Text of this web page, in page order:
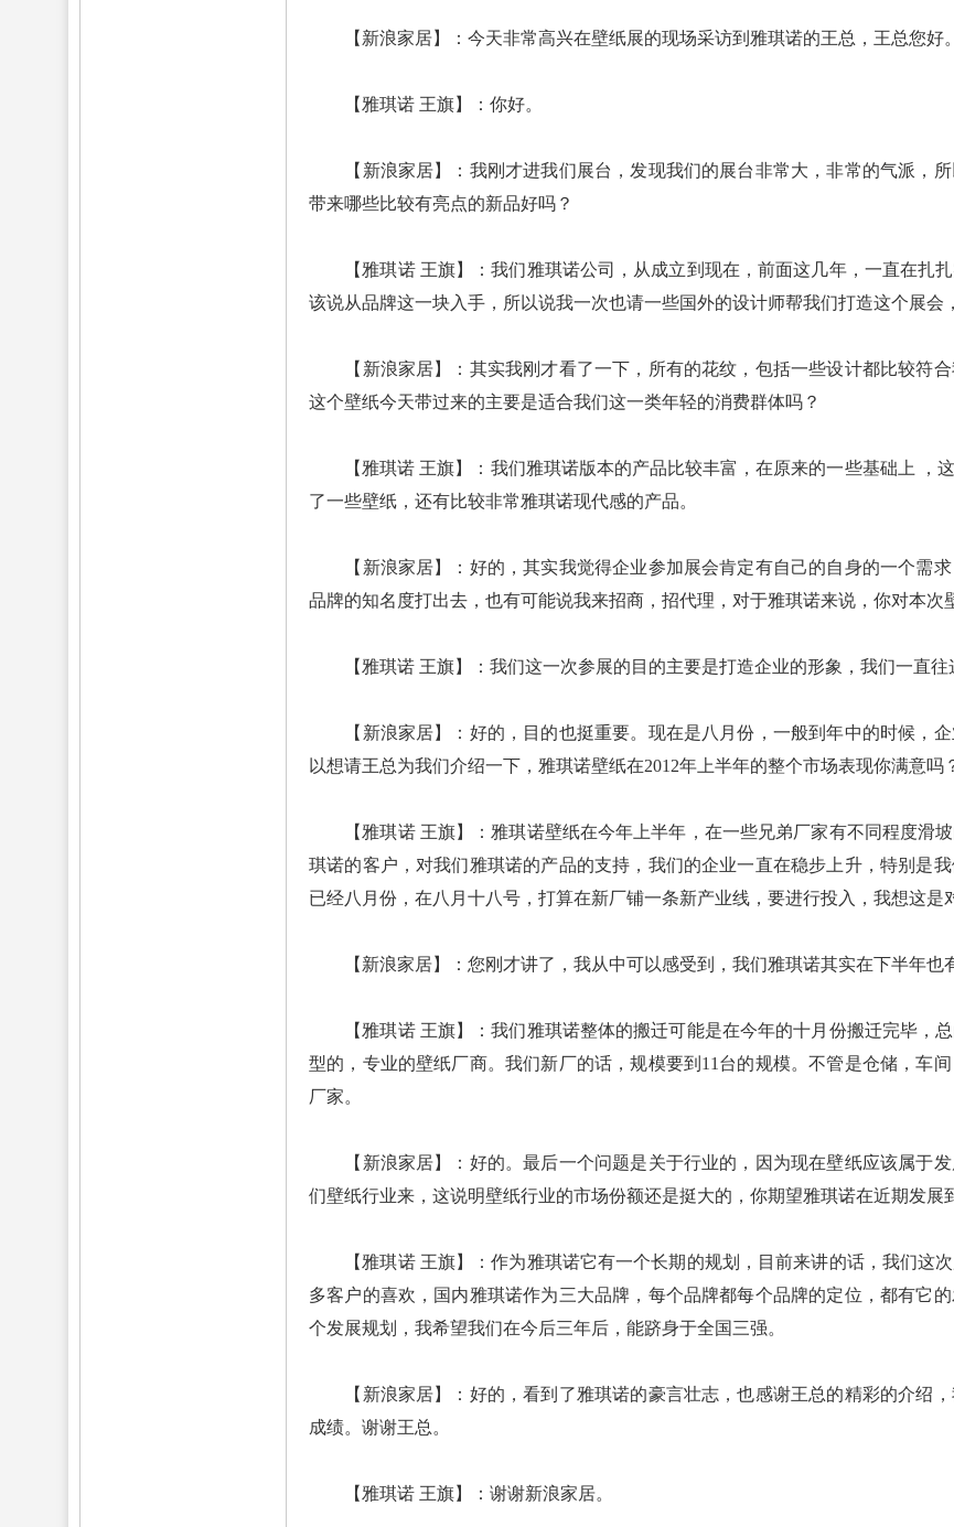
【新浪家居】：今天非常高兴在壁纸展的现场采访到雅琪诺的王总，王总您好。
【雅琪诺 王旗】：你好。
【新浪家居】：我刚才进我们展台，发现我们的展台非常大，非常的气派，所
带来哪些比较有亮点的新品好吗？
【雅琪诺 王旗】：我们雅琪诺公司，从成立到现在，前面这几年，一直在扎
该说从品牌这一块入手，所以说我一次也请一些国外的设计师帮我们打造这个展会
【新浪家居】：其实我刚才看了一下，所有的花纹，包括一些设计都比较符合
这个壁纸今天带过来的主要是适合我们这一类年轻的消费群体吗？
【雅琪诺 王旗】：我们雅琪诺版本的产品比较丰富，在原来的一些基础上 ，
了一些壁纸，还有比较非常雅琪诺现代感的产品。
【新浪家居】：好的，其实我觉得企业参加展会肯定有自己的自身的一个需求
品牌的知名度打出去，也有可能说我来招商，招代理，对于雅琪诺来说，你对本次
【雅琪诺 王旗】：我们这一次参展的目的主要是打造企业的形象，我们一直往
【新浪家居】：好的，目的也挺重要。现在是八月份，一般到年中的时候，
以想请王总为我们介绍一下，雅琪诺壁纸在2012年上半年的整个市场表现你满意吗
【雅琪诺 王旗】：雅琪诺壁纸在今年上半年，在一些兄弟厂家有不同程度滑
琪诺的客户，对我们雅琪诺的产品的支持，我们的企业一直在稳步上升，特别是
已经八月份，在八月十八号，打算在新厂铺一条新产业线，要进行投入，我想这是
【新浪家居】：您刚才讲了，我从中可以感受到，我们雅琪诺其实在下半年也
【雅琪诺 王旗】：我们雅琪诺整体的搬迁可能是在今年的十月份搬迁完毕，
型的，专业的壁纸厂商。我们新厂的话，规模要到11台的规模。不管是仓储，车
厂家。
【新浪家居】：好的。最后一个问题是关于行业的，因为现在壁纸应该属于
们壁纸行业来，这说明壁纸行业的市场份额还是挺大的，你期望雅琪诺在近期发展
【雅琪诺 王旗】：作为雅琪诺它有一个长期的规划，目前来讲的话，我们这
多客户的喜欢，国内雅琪诺作为三大品牌，每个品牌都每个品牌的定位，都有它
个发展规划，我希望我们在今后三年后，能跻身于全国三强。
【新浪家居】：好的，看到了雅琪诺的豪言壮志，也感谢王总的精彩的介绍，
成绩。谢谢王总。
【雅琪诺 王旗】：谢谢新浪家居。